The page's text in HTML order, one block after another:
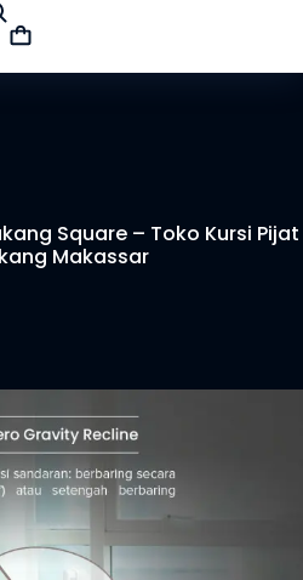
Square – Toko Kursi Pijat
Makassar